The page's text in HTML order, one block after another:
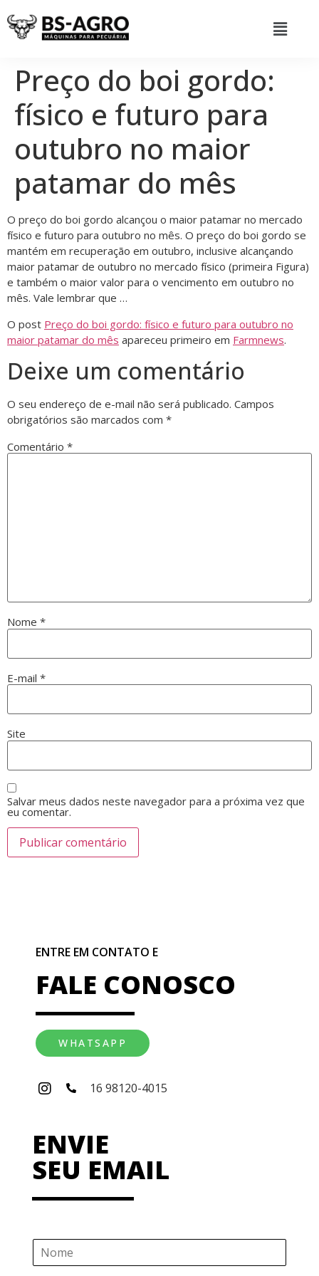
Preço do boi gordo:
físico e futuro para
outubro no maior
patamar do mês
O preço do boi gordo alcançou o maior patamar no mercado
físico e futuro para outubro no mês. O preço do boi gordo se
mantém em recuperação em outubro, inclusive alcançando
maior patamar de outubro no mercado físico (primeira Figura)
e também o maior valor para o vencimento em outubro no
mês. Vale lembrar que …
O post Preço do boi gordo: físico e futuro para outubro no
maior patamar do mês apareceu primeiro em Farmnews.
Deixe um comentário
O seu endereço de e-mail não será publicado. Campos
obrigatórios são marcados com *
Comentário *
Nome *
E-mail *
Site
Salvar meus dados neste navegador para a próxima vez que
eu comentar.
ENTRE EM CONTATO E
FALE CONOSCO
WHATSAPP
16 98120-4015
ENVIE
SEU EMAIL
N